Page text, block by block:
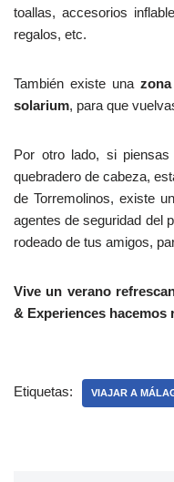
toallas, accesorios
regalos, etc.
También existe una
solarium, para que
Por otro lado, si
quebradero de cabeza,
de Torremolinos, existe
agentes de seguridad del
rodeado de tus amigos,
Vive un verano
& Experiences hacemos
Etiquetas: VIAJAR A